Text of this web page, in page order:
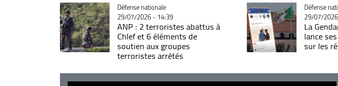
Catégorie
Défense nationale
29/07/2026 - 14:39
ANP : 2 terroristes abattus à
Chlef et 6 éléments de
soutien aux groupes
terroristes arrêtés
Catégorie
Défense
29/07/
La
lance
sur les